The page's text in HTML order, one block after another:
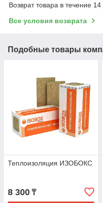
Возврат товара в течение
Все условия возврата
Подобные товары
Теплоизоляция ИЗОБОКС
8 300 ₸